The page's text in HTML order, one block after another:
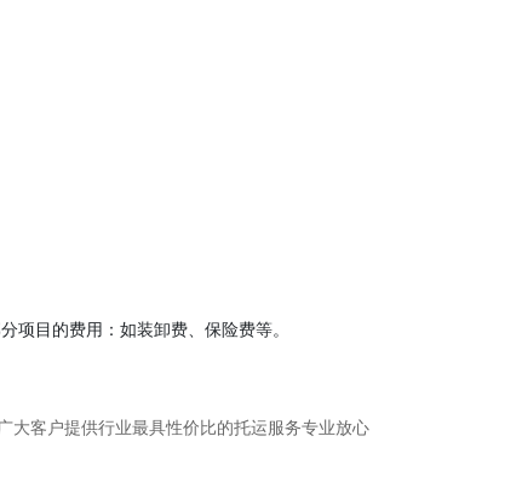
项目的费用：如装卸费、保险费等。
大客户提供行业最具性价比的托运服务专业放心